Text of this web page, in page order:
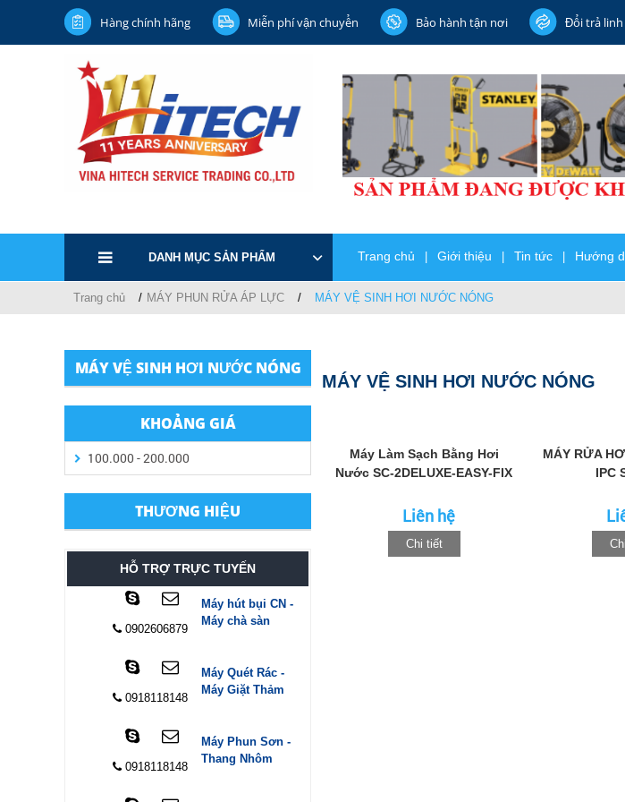
Hàng chính hãng Miễn phí vận chuyển Bảo hành tận nơi Đổi trả
DANH MỤC SẢN PHẨM Trang chủ Giới thiệu Tin tức Hướng
Trang chủ MÁY PHUN RỬA ÁP LỰC MÁY VỆ SINH HƠI NƯỚC NÓNG
MÁY VỆ SINH HƠI NƯỚC NÓNG
KHOẢNG GIÁ
100.000 - 200.000
THƯƠNG HIỆU
HỖ TRỢ TRỰC TUYẾN
0902606879
Máy hút bụi CN -
Máy chà sàn
0918118148
Máy Quét Rác -
Máy Giặt Thảm
0918118148
Máy Phun Sơn -
Thang Nhôm
MÁY VỆ SINH HƠI NƯỚC NÓNG
Máy Làm Sạch Bằng Hơi
Nước SC-2DELUXE-EASY-FIX
Liên hệ
Chi tiết
MÁY RỬA
IPC